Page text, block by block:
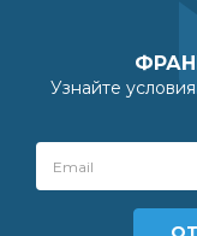
Узнайте